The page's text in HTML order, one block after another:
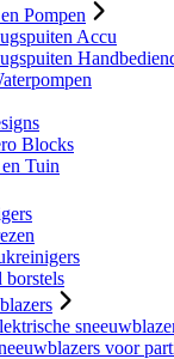
Pompen
Accu
Blocks
Tuin
voor